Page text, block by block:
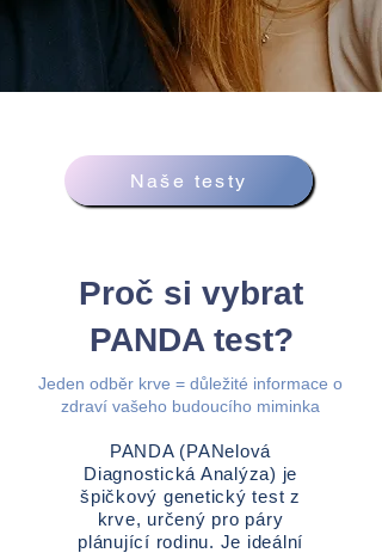
Naše testy
Proč si vybrat
PANDA test?
Jeden odběr krve = důležité informace o
zdraví vašeho budoucího miminka
PANDA (PANelová
Diagnostická Analýza) je
špičkový genetický test z
krve, určený pro páry
plánující rodinu. Je ideální